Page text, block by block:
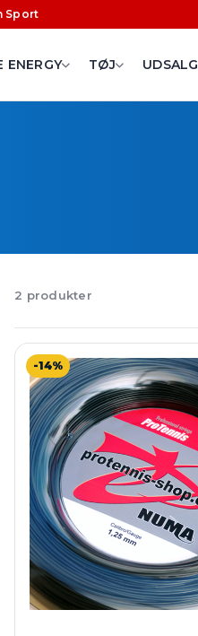
Sport
ENERGY TØJ UDSALG
2 produkter
-14%